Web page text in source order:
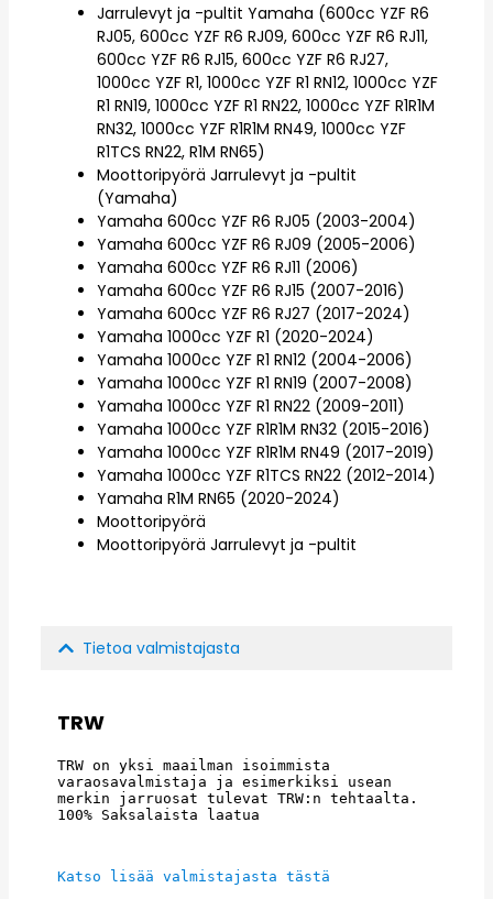
Jarrulevyt ja -pultit Yamaha (600cc YZF R6
RJ05, 600cc YZF R6 RJ09, 600cc YZF R6 RJ11,
600cc YZF R6 RJ15, 600cc YZF R6 RJ27,
1000cc YZF R1, 1000cc YZF R1 RN12, 1000cc YZF
R1 RN19, 1000cc YZF R1 RN22, 1000cc YZF R1R1M
RN32, 1000cc YZF R1R1M RN49, 1000cc YZF
R1TCS RN22, R1M RN65)
Moottoripyörä Jarrulevyt ja -pultit
(Yamaha)
Yamaha 600cc YZF R6 RJ05 (2003-2004)
Yamaha 600cc YZF R6 RJ09 (2005-2006)
Yamaha 600cc YZF R6 RJ11 (2006)
Yamaha 600cc YZF R6 RJ15 (2007-2016)
Yamaha 600cc YZF R6 RJ27 (2017-2024)
Yamaha 1000cc YZF R1 (2020-2024)
Yamaha 1000cc YZF R1 RN12 (2004-2006)
Yamaha 1000cc YZF R1 RN19 (2007-2008)
Yamaha 1000cc YZF R1 RN22 (2009-2011)
Yamaha 1000cc YZF R1R1M RN32 (2015-2016)
Yamaha 1000cc YZF R1R1M RN49 (2017-2019)
Yamaha 1000cc YZF R1TCS RN22 (2012-2014)
Yamaha R1M RN65 (2020-2024)
Moottoripyörä
Moottoripyörä Jarrulevyt ja -pultit
Tietoa valmistajasta
TRW
TRW on yksi maailman isoimmista
varaosavalmistaja ja esimerkiksi usean
merkin jarruosat tulevat TRW:n tehtaalta.
100% Saksalaista laatua
Katso lisää valmistajasta tästä